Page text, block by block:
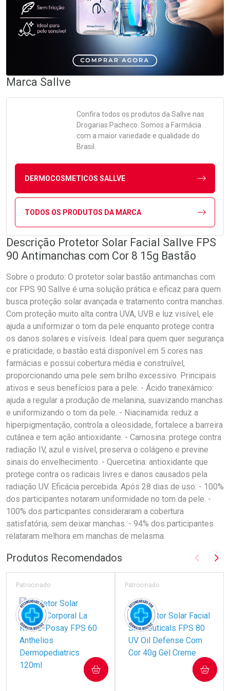
Marca Sallve
Confira todos os produtos da Sallve nas
Drogarias Pacheco. Somos a Farmácia
com a maior variedade e qualidade do
Brasil.
DERMOCOSMETICOS SALLVE
TODOS OS PRODUTOS DA MARCA
Descrição Protetor Solar Facial Sallve FPS
90 Antimanchas com Cor 8 15g Bastão
Sobre o produto: O protetor solar bastão antimanchas com
cor FPS 90 Sallve é uma solução prática e eficaz para quem
busca proteção solar avançada e tratamento contra manchas.
Com proteção muito alta contra UVA, UVB e luz visível, ele
ajuda a uniformizar o tom da pele enquanto protege contra
os danos solares e visíveis. Ideal para quem quer segurança
e praticidade, o bastão está disponível em 5 cores nas
farmácias e possui cobertura média e construível,
proporcionando uma pele sem brilho excessivo. Principais
ativos e seus benefícios para a pele: - Ácido tranexâmico:
ajuda a regular a produção de melanina, suavizando manchas
e uniformizando o tom da pele. - Niacinamida: reduz a
hiperpigmentação, controla a oleosidade, fortalece a barreira
cutânea e tem ação antioxidante. - Carnosina: protege contra
radiação IV, azul e visível, preserva o colágeno e previne
sinais do envelhecimento. - Quercetina: antioxidante que
protege contra os radicais livres e danos causados pela
radiação UV. Eficácia percebida: Após 28 dias de uso: - 100%
dos participantes notaram uniformidade no tom da pele. -
100% dos participantes consideraram a cobertura
satisfatória, sem deixar manchas. - 94% dos participantes
relataram melhora em manchas de melasma.
Produtos Recomendados Imagem
Patrocinado
COMPRAR
Patrocinado
COMPRAR